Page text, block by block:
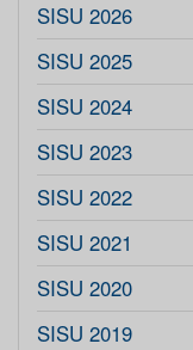
SISU 2026
SISU 2025
SISU 2024
SISU 2023
SISU 2022
SISU 2021
SISU 2020
SISU 2019